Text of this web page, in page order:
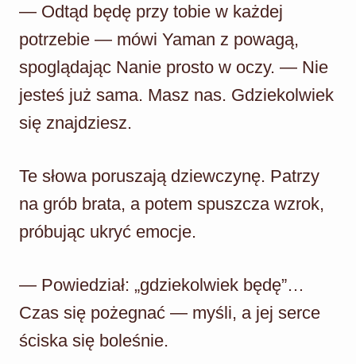
— Odtąd będę przy tobie w każdej
potrzebie — mówi Yaman z powagą,
spoglądając Nanie prosto w oczy. — Nie
jesteś już sama. Masz nas. Gdziekolwiek
się znajdziesz.
Te słowa poruszają dziewczynę. Patrzy
na grób brata, a potem spuszcza wzrok,
próbując ukryć emocje.
— Powiedział: „gdziekolwiek będę”…
Czas się pożegnać — myśli, a jej serce
ściska się boleśnie.